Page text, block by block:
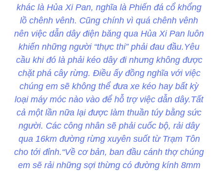
khác là Hủa Xi Pan, nghĩa là Phiến đá cổ khổng
lồ chênh vênh. Cũng chính vì quá chênh vênh
nên việc dẫn dây điện băng qua Hủa Xi Pan luôn
khiến những người “thực thi” phải đau đầu.Yêu
cầu khi đó là phải kéo dây đi nhưng không được
chặt phá cây rừng. Điều ấy đồng nghĩa với việc
chúng em sẽ không thể đưa xe kéo hay bất kỳ
loại máy móc nào vào để hỗ trợ việc dẫn dây.Tất
cả một lần nữa lại được làm thuần túy bằng sức
người. Các công nhân sẽ phải cuốc bộ, rải dây
qua 16km đường rừng xuyên suốt từ Trạm Tôn
cho tới đỉnh.“Về cơ bản, ban đầu cánh thợ chúng
em sẽ rải những sợi thừng có đường kính 8mm